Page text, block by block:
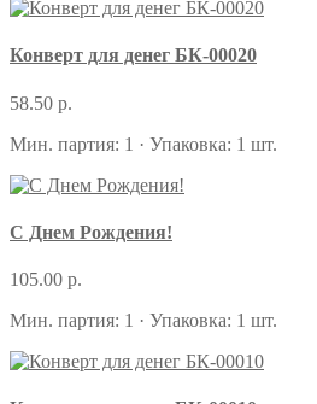
Конверт для денег БК-00020
58.50 р.
Мин. партия: 1 · Упаковка: 1 шт.
С Днем Рождения!
105.00 р.
Мин. партия: 1 · Упаковка: 1 шт.